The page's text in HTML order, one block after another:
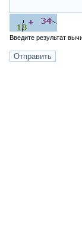
Введите результат